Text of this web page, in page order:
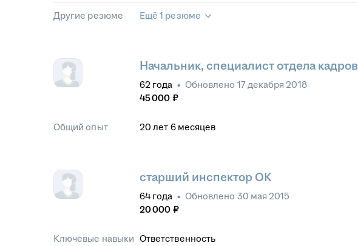
Другие резюме Ещё 1 резюме
Начальник, специалист отдела кадров
62 года • Обновлено 17 декабря 2018
45 000 ₽
Общий опыт 20 лет 6 месяцев
старший инспектор ОК
64 года • Обновлено 30 мая 2015
20 000 ₽
Ключевые навыки Ответственность